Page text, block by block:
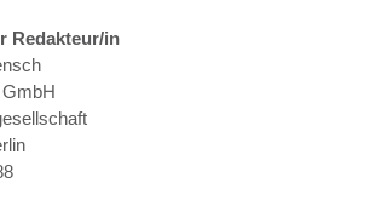
Redakteur/in